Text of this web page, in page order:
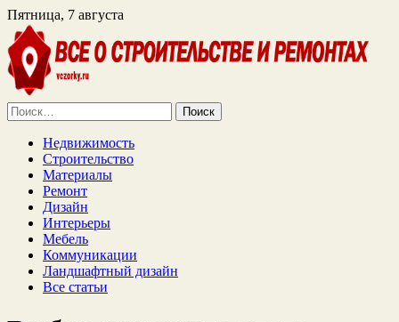
Пятница, 7 августа
Найти:
Недвижимость
Строительство
Материалы
Ремонт
Дизайн
Интерьеры
Мебель
Коммуникации
Ландшафтный дизайн
Все статьи